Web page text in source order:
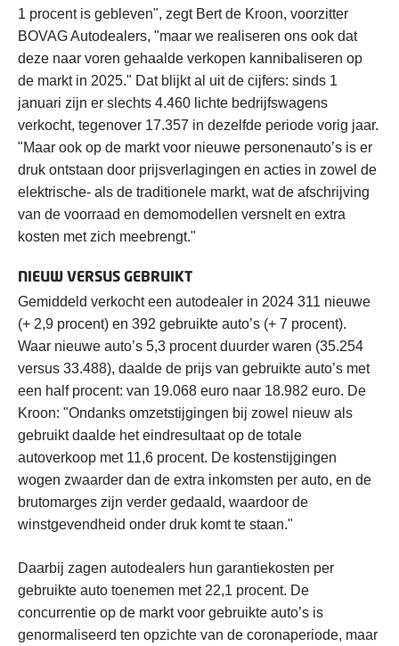
1 procent is gebleven", zegt Bert de Kroon, voorzitter
BOVAG Autodealers, "maar we realiseren ons ook dat
deze naar voren gehaalde verkopen kannibaliseren op
de markt in 2025." Dat blijkt al uit de cijfers: sinds 1
januari zijn er slechts 4.460 lichte bedrijfswagens
verkocht, tegenover 17.357 in dezelfde periode vorig jaar.
"Maar ook op de markt voor nieuwe personenauto’s is er
druk ontstaan door prijsverlagingen en acties in zowel de
elektrische- als de traditionele markt, wat de afschrijving
van de voorraad en demomodellen versnelt en extra
kosten met zich meebrengt."
NIEUW VERSUS GEBRUIKT
Gemiddeld verkocht een autodealer in 2024 311 nieuwe
(+ 2,9 procent) en 392 gebruikte auto’s (+ 7 procent).
Waar nieuwe auto’s 5,3 procent duurder waren (35.254
versus 33.488), daalde de prijs van gebruikte auto’s met
een half procent: van 19.068 euro naar 18.982 euro. De
Kroon: "Ondanks omzetstijgingen bij zowel nieuw als
gebruikt daalde het eindresultaat op de totale
autoverkoop met 11,6 procent. De kostenstijgingen
wogen zwaarder dan de extra inkomsten per auto, en de
brutomarges zijn verder gedaald, waardoor de
winstgevendheid onder druk komt te staan."
Daarbij zagen autodealers hun garantiekosten per
gebruikte auto toenemen met 22,1 procent. De
concurrentie op de markt voor gebruikte auto’s is
genormaliseerd ten opzichte van de coronaperiode, maar